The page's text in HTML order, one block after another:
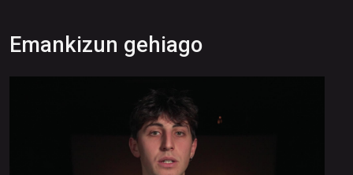
Emankizun gehiago